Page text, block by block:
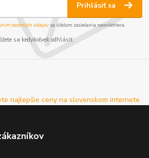
Prihlásiť sa
osobných údajov za účelom zasielania newslettera.
sa kedykoľvek odhlásiť.